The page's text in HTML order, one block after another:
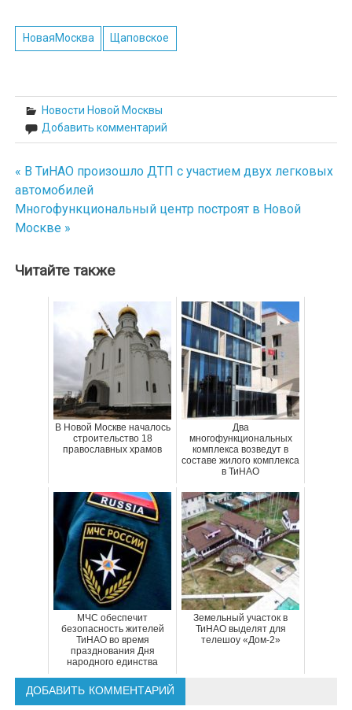
НоваяМосква Щаповское
Новости Новой Москвы
Добавить комментарий
Навигация
по
записям
« В ТиНАО произошло ДТП с участием двух легковых
автомобилей
Многофункциональный центр построят в Новой
Москве »
Читайте также
В Новой Москве началось
строительство 18
православных храмов
Два
многофункциональных
комплекса возведут в
составе жилого комплекса
в ТиНАО
МЧС обеспечит
безопасность жителей
ТиНАО во время
празднования Дня
народного единства
Земельный участок в
ТиНАО выделят для
телешоу «Дом-2»
ДОБАВИТЬ КОММЕНТАРИЙ